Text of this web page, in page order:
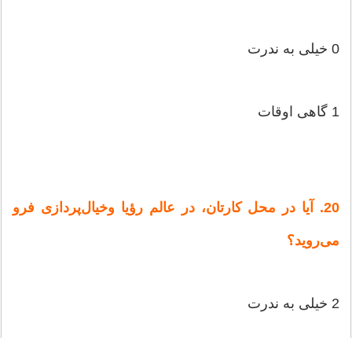
0 خیلی‌ به‌ ندرت‌
1 گاهی‌ اوقات‌
20. آیا در محل‌ كارتان‌، در عالم‌ رؤیا وخیال‌پردازی‌ فرو
می‌روید؟
2 خیلی‌ به‌ ندرت‌